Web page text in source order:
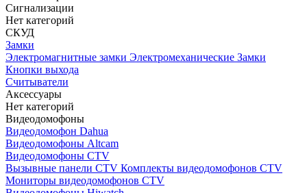
Сигнализации
Нет категорий
СКУД
Замки
Электромагнитные замки Электромеханические Замки
Кнопки выхода
Считыватели
Аксессуары
Нет категорий
Видеодомофоны
Видеодомофон Dahua
Видеодомофоны Altcam
Видеодомофоны CTV
Вызывные панели CTV Комплекты видеодомофонов CTV
Мониторы видеодомофонов CTV